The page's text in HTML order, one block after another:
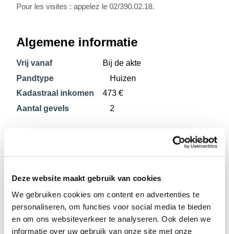
Deze website maakt gebruik van cookies
We gebruiken cookies om content en advertenties te
personaliseren, om functies voor social media te bieden
en om ons websiteverkeer te analyseren. Ook delen we
informatie over uw gebruik van onze site met onze
Pour les visites : appelez le 02/390.02.18.
Algemene informatie
Vrij vanaf
Bij de akte
Pandtype
Huizen
Kadastraal inkomen
473 €
Aantal gevels
2
Bijkomende informatie
Staat
Goed